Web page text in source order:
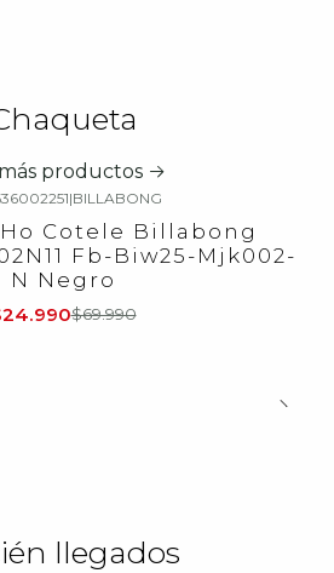
productos
|BILLABONG
Cotele Billabong
Fb-Biw25-Mjk002-
N Negro
$69.990
llegados